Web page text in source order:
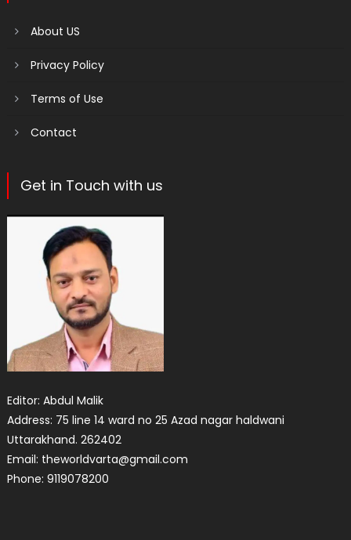
About US
Privacy Policy
Terms of Use
Contact
Get in Touch with us
Editor: Abdul Malik
Address: 75 line 14 ward no 25 Azad nagar haldwani
Uttarakhand. 262402
Email: theworldvarta@gmail.com
Phone: 9119078200